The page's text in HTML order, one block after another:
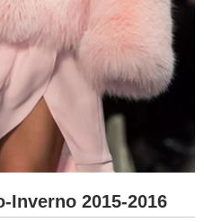
Inverno 2015-2016